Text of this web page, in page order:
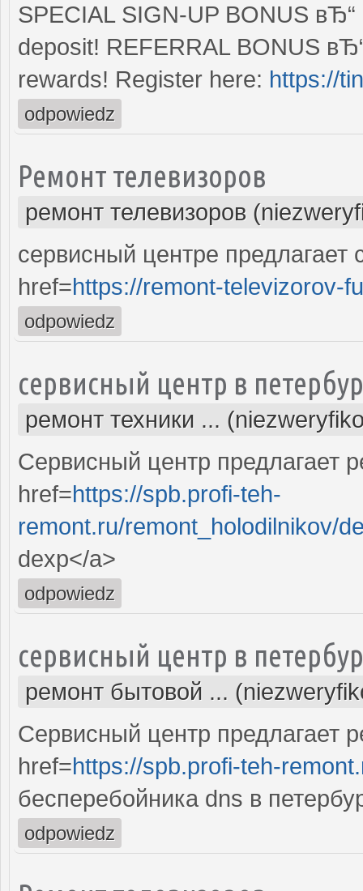
SPECIAL SIGN-UP BONUS
deposit! REFERRAL BONUS
rewards! Register here: https://
odpowiedz
Ремонт телевизоров
ремонт телевизоров
сервисный центре
href=https://remont-televizorov-
odpowiedz
сервисный центр в
ремонт техники ...
Сервисный центр предлагает
href=https://spb.profi-teh-
remont.ru/remont_holodilnikov/
dexp</a>
odpowiedz
сервисный центр в
ремонт бытовой ...
Сервисный центр предлагает
href=https://spb.profi-teh-
бесперебойника dns в
odpowiedz